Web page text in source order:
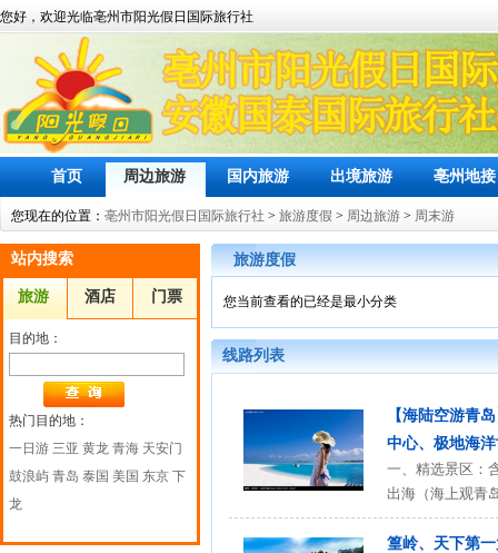
您好，欢迎光临亳州市阳光假日国际旅行社
首页 周边旅游 国内旅游 出境旅游 亳州地接
您现在的位置： 亳州市阳光假日国际旅行社 > 旅游度假 > 周边旅游 > 周末游
站内搜索
旅游 酒店 门票
目的地：
热门目的地：
一日游 三亚 黄龙 青海 天安门
鼓浪屿 青岛 泰国 美国 东京 下
龙
旅游度假
您当前查看的已经是最小分类
线路列表
【海陆空游青
中心、极地海
一、精选景区：
出海（海上观青
篁岭、天下第